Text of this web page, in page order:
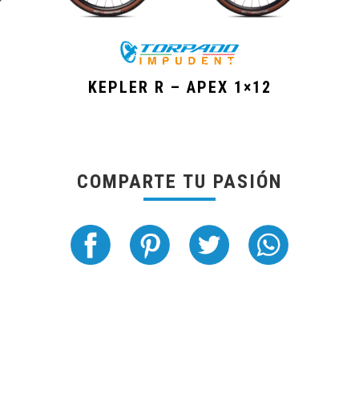
KEPLER R – APEX 1×12
COMPARTE TU PASIÓN